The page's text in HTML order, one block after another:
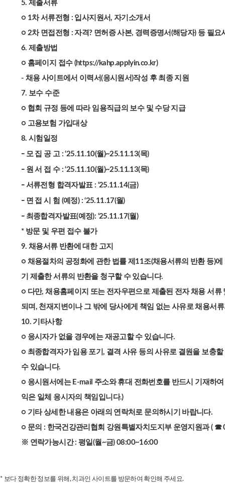
5. 제출서류
○ 1차 서류전형 : 입사지원서, 자기소개서
○ 2차 면접전형 : 자격? 면허증 사본, 경력증명서(해당자) 등 필요
6. 제출방법
○ 홈페이지 접수 (https://kahp.applyin.co.kr)
- 채용 사이트에서 이력서(응시원서)작성 후 최종 지원
7. 보수 수준
○ 협회 규정 등에 따라 임용직급의 보수 및 수당 지급
○ 고용보험 가입대상
8. 시험일정
- 모 집 공 고 : ‘25.11.10(월)~25.11.13(목)
- 원 서 접 수 : ‘25.11.10(월)~25.11.13(목)
- 서류전형 합격자발표 : ‘25.11.14(금)
- 면 접 시 험 (예정) : ‘25.11.17(월)
- 최종합격자발표(예정): ‘25.11.17(월)
* 방문 및 우편 접수 불가
9. 채용서류 반환에 대한 고지
○ 채용절차의 공정화에 관한 법률 제11조(채용서류의 반환 등)
기 제출한 서류의 반환을 청구할 수 있습니다.
○ 다만, 채용홈페이지 또는 전자우편으로 제출된 전자 채용 서
되며, 천재지변이나 그 밖에 당사에게 책임 없는 사유로 채용서
10. 기타사항
○ 응시자가 없을 경우에는 재공고할 수 있습니다.
○ 최종합격자가 임용 포기, 결격 사유 등의 사유로 결원을 보충
수 있습니다.
○ 응시원서에는 E-mail 주소와 휴대 전화번호를 반드시 기재하
익은 일체 응시자의 책임입니다.)
○ 기타 상세한 내용은 아래의 연락처로 문의하시기 바랍니다.
○ 문의 : 한국건강관리협회 강원특별자치도지부 운영지원과 (
※ 연락가능시간 : 평일(월~금) 08:00~16:00
* 보다 정확한 정보를 위해, 치과인 사이트를 방문하여 확인해 주세요.